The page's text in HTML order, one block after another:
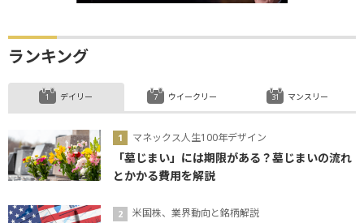
ランキング
デイリー
マネックス人生100年デザイン
「墓じまい」には期限がある？墓じまいの流れ
とかかる費用を解説
米国株、業界動向と銘柄解説
ウイークリー マンスリー